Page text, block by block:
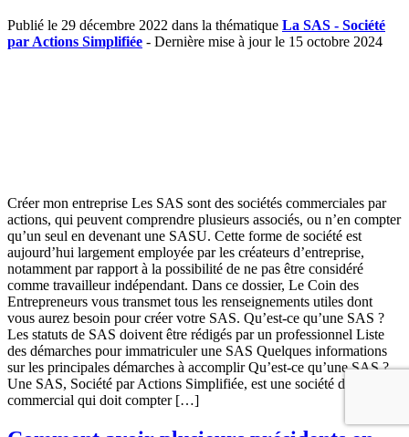
Publié le 29 décembre 2022 dans la thématique La SAS - Société
par Actions Simplifiée - Dernière mise à jour le 15 octobre 2024
Créer mon entreprise Les SAS sont des sociétés commerciales par
actions, qui peuvent comprendre plusieurs associés, ou n’en compter
qu’un seul en devenant une SASU. Cette forme de société est
aujourd’hui largement employée par les créateurs d’entreprise,
notamment par rapport à la possibilité de ne pas être considéré
comme travailleur indépendant. Dans ce dossier, Le Coin des
Entrepreneurs vous transmet tous les renseignements utiles dont
vous aurez besoin pour créer votre SAS. Qu’est-ce qu’une SAS ?
Les statuts de SAS doivent être rédigés par un professionnel Liste
des démarches pour immatriculer une SAS Quelques informations
sur les principales démarches à accomplir Qu’est-ce qu’une SAS ?
Une SAS, Société par Actions Simplifiée, est une société de type
commercial qui doit compter […]